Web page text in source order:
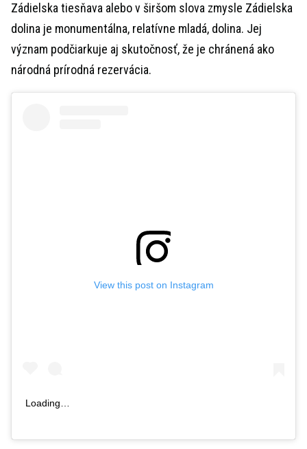
Zádielska tiesňava alebo v širšom slova zmysle Zádielska
dolina je monumentálna, relatívne mladá, dolina. Jej
význam podčiarkuje aj skutočnosť, že je chránená ako
národná prírodná rezervácia.
View this post on Instagram
Loading…